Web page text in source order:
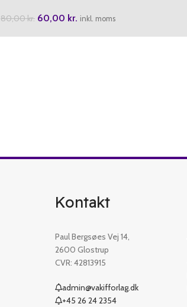
80,00kr. 60,00 kr. inkl. moms
Kontakt
Paul Bergsøes Vej 14,
2600 Glostrup
CVR: 42813915
admin@vakifforlag.dk
+45 26 24 2354